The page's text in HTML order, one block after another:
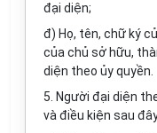
đại diện;
đ) Họ, tên, chữ ký
của chủ sở hữu,
diện theo ủy quyền.
5. Người đại diện
và điều kiện sau